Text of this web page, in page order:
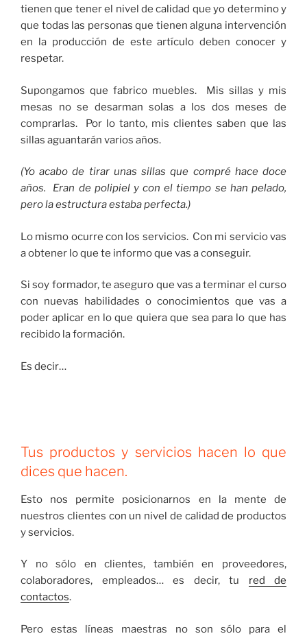
tienen que tener el nivel de calidad que yo determino y
que todas las personas que tienen alguna intervención
en la producción de este artículo deben conocer y
respetar.
Supongamos que fabrico muebles. Mis sillas y mis
mesas no se desarman solas a los dos meses de
comprarlas. Por lo tanto, mis clientes saben que las
sillas aguantarán varios años.
(Yo acabo de tirar unas sillas que compré hace doce
años. Eran de polipiel y con el tiempo se han pelado,
pero la estructura estaba perfecta.)
Lo mismo ocurre con los servicios. Con mi servicio vas
a obtener lo que te informo que vas a conseguir.
Si soy formador, te aseguro que vas a terminar el curso
con nuevas habilidades o conocimientos que vas a
poder aplicar en lo que quiera que sea para lo que has
recibido la formación.
Es decir…
Tus productos y servicios hacen lo que
dices que hacen.
Esto nos permite posicionarnos en la mente de
nuestros clientes con un nivel de calidad de productos
y servicios.
Y no sólo en clientes, también en proveedores,
colaboradores, empleados… es decir, tu red de
contactos.
Pero estas líneas maestras no son sólo para el